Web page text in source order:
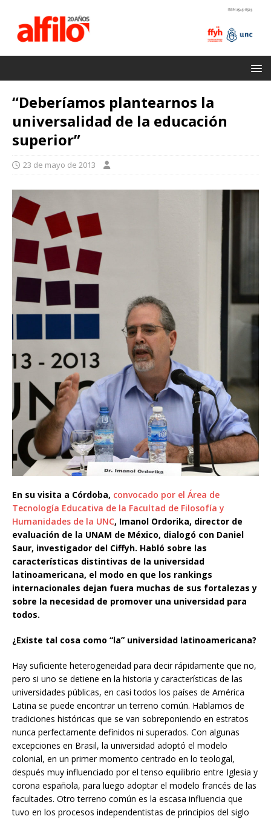
“Deberíamos plantearnos la
universalidad de la educación
superior”
23 de mayo de 2013
En su visita a Córdoba, convocado por el Área de
Tecnología Educativa de la Facultad de Filosofía y
Humanidades de la UNC, Imanol Ordorika, director de
evaluación de la UNAM de México, dialogó con Daniel
Saur, investigador del Ciffyh. Habló sobre las
características distintivas de la universidad
latinoamericana, el modo en que los rankings
internacionales dejan fuera muchas de sus fortalezas y
sobre la necesidad de promover una universidad para
todos.
¿Existe tal cosa como “la” universidad latinoamericana?
Hay suficiente heterogeneidad para decir rápidamente que no,
pero si uno se detiene en la historia y características de las
universidades públicas, en casi todos los países de América
Latina se puede encontrar un terreno común. Hablamos de
tradiciones históricas que se van sobreponiendo en estratos
nunca perfectamente definidos ni superados. Con algunas
excepciones en Brasil, la universidad adoptó el modelo
colonial, en un primer momento centrado en lo teologal,
después muy influenciado por el tenso equilibrio entre Iglesia y
corona española, para luego adoptar el modelo francés de las
facultades. Otro terreno común es la escasa influencia que
tuvo en los procesos independentistas de principios del siglo